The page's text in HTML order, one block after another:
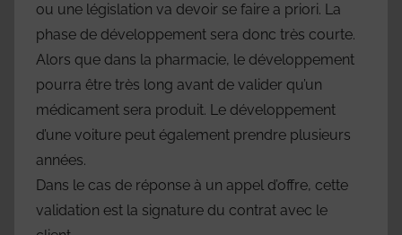
ou une législation va devoir se faire a priori. La
phase de développement sera donc très courte.
Alors que dans la pharmacie, le développement
pourra être très long avant de valider qu’un
médicament sera produit. Le développement
d’une voiture peut également prendre plusieurs
années.
Dans le cas de réponse à un appel d’offre, cette
validation est la signature du contrat avec le